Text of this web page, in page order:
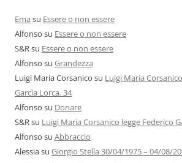
Ema su Essere o non essere
Alfonso su Essere o non essere
S&Rsu Essere o non essere
Alfonso su Grandezza
Luigi Maria Corsanico su Luigi Maria
Garcìa Lorca. 34
Alfonso su Donare
S&Rsu Luigi Maria Corsanico legge Federico
Alfonso su Abbraccio
Alessiasu Giorgio Stella 30/04/1975 – 04/08/